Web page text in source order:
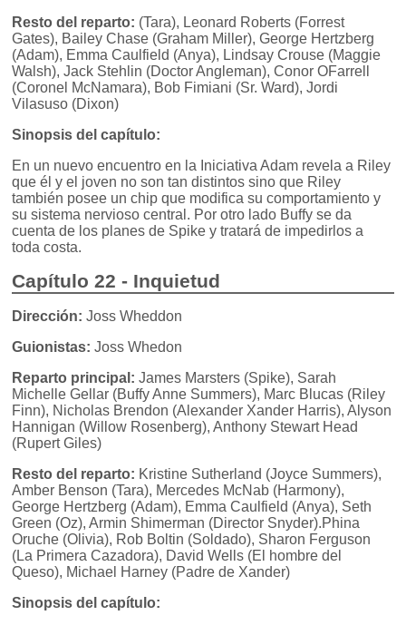
Resto del reparto: (Tara), Leonard Roberts (Forrest
Gates), Bailey Chase (Graham Miller), George Hertzberg
(Adam), Emma Caulfield (Anya), Lindsay Crouse (Maggie
Walsh), Jack Stehlin (Doctor Angleman), Conor OFarrell
(Coronel McNamara), Bob Fimiani (Sr. Ward), Jordi
Vilasuso (Dixon)
Sinopsis del capítulo:
En un nuevo encuentro en la Iniciativa Adam revela a Riley
que él y el joven no son tan distintos sino que Riley
también posee un chip que modifica su comportamiento y
su sistema nervioso central. Por otro lado Buffy se da
cuenta de los planes de Spike y tratará de impedirlos a
toda costa.
Capítulo 22 - Inquietud
Dirección: Joss Wheddon
Guionistas: Joss Whedon
Reparto principal: James Marsters (Spike), Sarah
Michelle Gellar (Buffy Anne Summers), Marc Blucas (Riley
Finn), Nicholas Brendon (Alexander Xander Harris), Alyson
Hannigan (Willow Rosenberg), Anthony Stewart Head
(Rupert Giles)
Resto del reparto: Kristine Sutherland (Joyce Summers),
Amber Benson (Tara), Mercedes McNab (Harmony),
George Hertzberg (Adam), Emma Caulfield (Anya), Seth
Green (Oz), Armin Shimerman (Director Snyder).Phina
Oruche (Olivia), Rob Boltin (Soldado), Sharon Ferguson
(La Primera Cazadora), David Wells (El hombre del
Queso), Michael Harney (Padre de Xander)
Sinopsis del capítulo: